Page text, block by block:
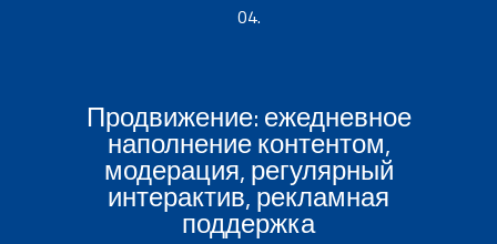
04.
Продвижение: ежедневное
наполнение контентом,
модерация, регулярный
интерактив, рекламная
поддержка